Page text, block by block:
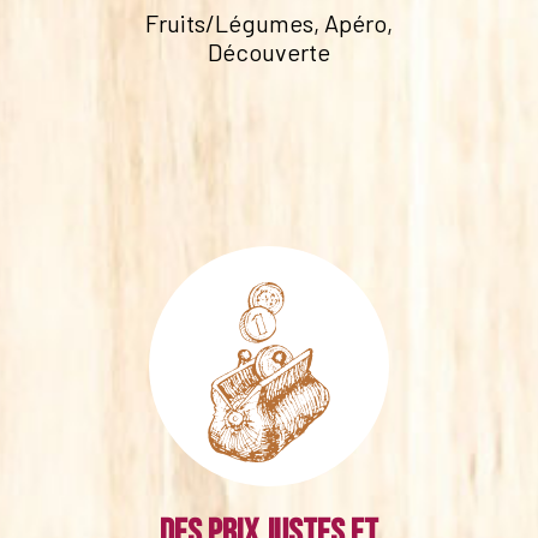
Fruits/Légumes, Apéro,
Découverte